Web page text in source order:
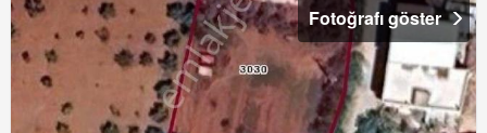
Fotoğrafı göster